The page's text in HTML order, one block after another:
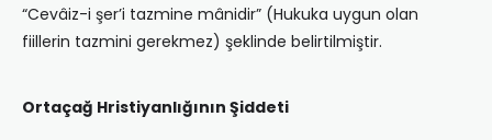
“Cevâiz-i şer’i tazmine mânidir” (Hukuka uygun olan
fiillerin tazmini gerekmez) şeklinde belirtilmiştir.
Ortaçağ Hristiyanlığının Şiddeti